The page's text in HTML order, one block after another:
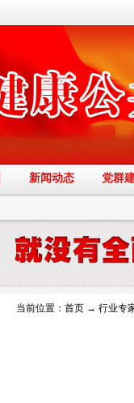
新闻动态 党群
当前位置： 首页 → 行业专